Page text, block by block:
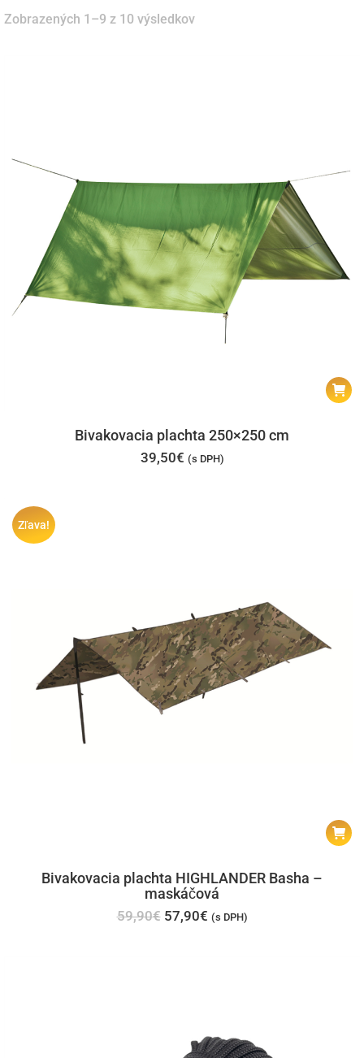
Zobrazených 1–9 z 10 výsledkov
Bivakovacia plachta 250×250 cm
39,50€ (s DPH)
Zľava!
Bivakovacia plachta HIGHLANDER Basha –
maskáčová
59,90€ Pôvodná
57,90€Aktuálna
(s DPH)